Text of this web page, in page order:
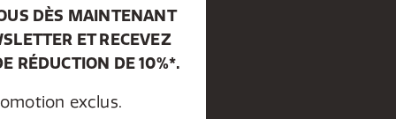
DÈS MAINTENANT
ET RECEVEZ
RÉDUCTION DE 10%*.
exclus.